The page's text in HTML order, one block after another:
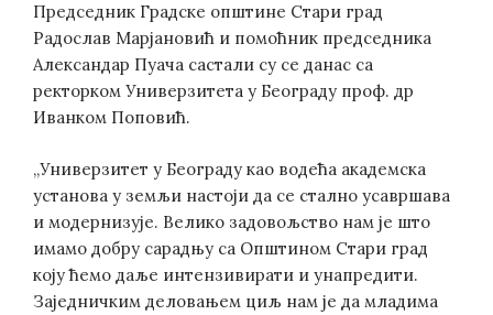
Председник Градске општине Стари град
Радослав Марјановић и помоћник председника
Александар Пуача састали су се данас са
ректорком Универзитета у Београду проф. др
Иванком Поповић.
„Универзитет у Београду као водећа академска
установа у земљи настоји да се стално усавршава
и модернизује. Велико задовољство нам је што
имамо добру сарадњу са Општином Стари град
коју ћемо даље интензивирати и унапредити.
Заједничким деловањем циљ нам је да младима